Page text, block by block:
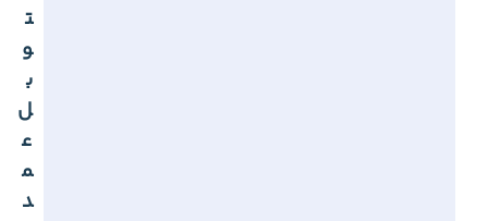
ت
و
ب
ل
ع
م
د